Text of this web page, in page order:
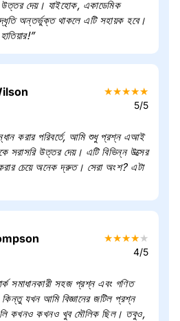
দেয়। যাইহোক, একাডেমিক
অন্তর্ভুক্ত থাকলে এটি সহায়ক হবে।
★★★★★
5/5
করার পরিবর্তে, আমি শুধু প্রশ্ন এআই
সরাসরি উত্তর দেয়। এটি বিভিন্ন উত্সের
করার চেয়ে অনেক দ্রুত। সেরা অংশ? এটা
★★★★★
4/5
সমাধানকারী সহজ প্রশ্ন এবং গণিত
যখন আমি বিজ্ঞানের জটিল প্রশ্ন
কখনও কখনও খুব মৌলিক ছিল। তবুও,